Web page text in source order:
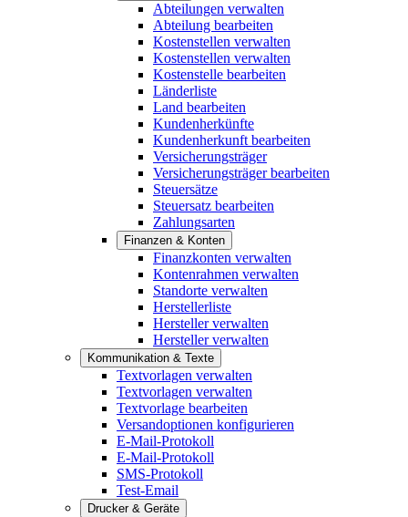
Abteilungen verwalten
Abteilung bearbeiten
Kostenstellen verwalten
Kostenstellen verwalten
Kostenstelle bearbeiten
Länderliste
Land bearbeiten
Kundenherkünfte
Kundenherkunft bearbeiten
Versicherungsträger
Versicherungsträger bearbeiten
Steuersätze
Steuersatz bearbeiten
Zahlungsarten
Finanzen & Konten
Finanzkonten verwalten
Kontenrahmen verwalten
Standorte verwalten
Herstellerliste
Hersteller verwalten
Hersteller verwalten
Kommunikation & Texte
Textvorlagen verwalten
Textvorlagen verwalten
Textvorlage bearbeiten
Versandoptionen konfigurieren
E-Mail-Protokoll
E-Mail-Protokoll
SMS-Protokoll
Test-Email
Drucker & Geräte